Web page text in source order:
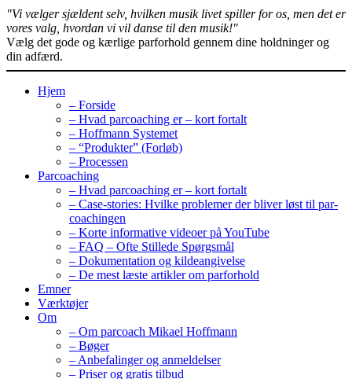
"Vi vælger sjældent selv, hvilken musik livet spiller for os, men det er
vores valg, hvordan vi vil danse til den musik!"
Vælg det gode og kærlige parforhold gennem dine holdninger og
din adfærd.
Hjem
– Forside
– Hvad parcoaching er – kort fortalt
– Hoffmann Systemet
– “Produkter” (Forløb)
– Processen
Parcoaching
– Hvad parcoaching er – kort fortalt
– Case-stories: Hvilke problemer der bliver løst til par-
coachingen
– Korte informative videoer på YouTube
– FAQ – Ofte Stillede Spørgsmål
– Dokumentation og kildeangivelse
– De mest læste artikler om parforhold
Emner
Værktøjer
Om
– Om parcoach Mikael Hoffmann
– Bøger
– Anbefalinger og anmeldelser
– Priser og gratis tilbud